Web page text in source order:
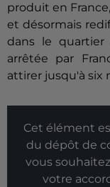
produit en
et désormais
dans le quartier
arrêtée par
attirer jusqu'à six
Cet élément
du dépôt de
vous
votre